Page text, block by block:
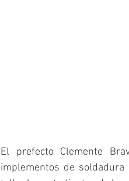
El prefecto Clemente
implementos de